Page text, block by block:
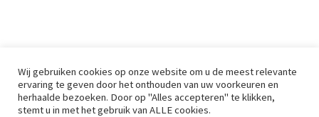
Wij gebruiken cookies op onze website om u de meest relevante
ervaring te geven door het onthouden van uw voorkeuren en
herhaalde bezoeken. Door op "Alles accepteren" te klikken,
stemt u in met het gebruik van ALLE cookies.